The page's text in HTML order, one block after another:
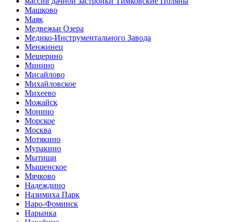
Машково
Маяк
Медвежьи Озера
Медико-Инструментального Завода
Менжинец
Мещерино
Минино
Мисайлово
Михайловское
Михеево
Можайск
Монино
Морское
Москва
Мотякино
Муракино
Мытищи
Мышенское
Мячково
Надеждино
Назимиха Парк
Наро-Фоминск
Нарынка